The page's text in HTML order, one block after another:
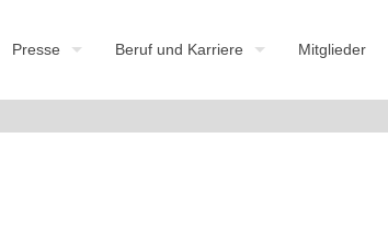
Presse Beruf und Karriere Mitglieder